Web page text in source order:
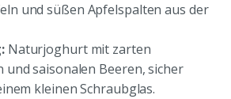
und süßen Apfelspalten aus der
Naturjoghurt mit zarten
und saisonalen Beeren, sicher
kleinen Schraubglas.